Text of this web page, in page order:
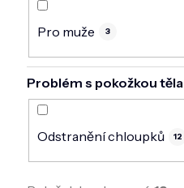
Pro muže 3
Problém s pokožkou těla
Odstranění chloupků 12